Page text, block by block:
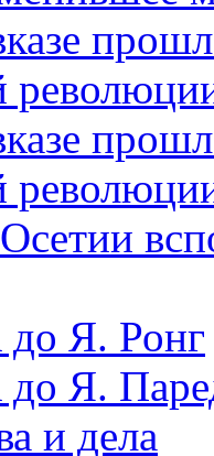
Я. Ронг
Я.
и дела